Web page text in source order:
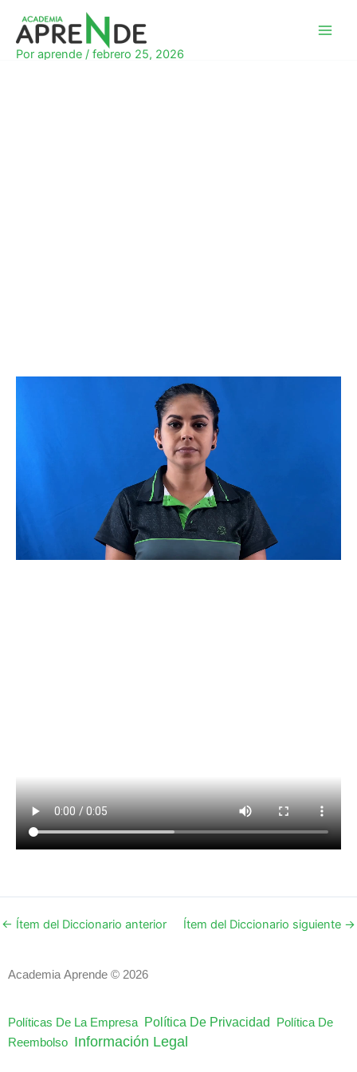
contenido
Por aprende / febrero 25, 2026
← Ítem del Diccionario anterior Ítem del Diccionario siguiente →
Academia Aprende © 2026
Políticas De La Empresa Política De Privacidad
Política De
Reembolso Información Legal